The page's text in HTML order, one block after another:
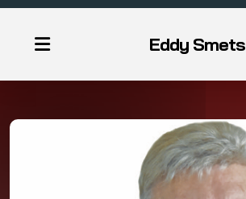
Eddy Smets
Eddy Smets & Letty Lanka